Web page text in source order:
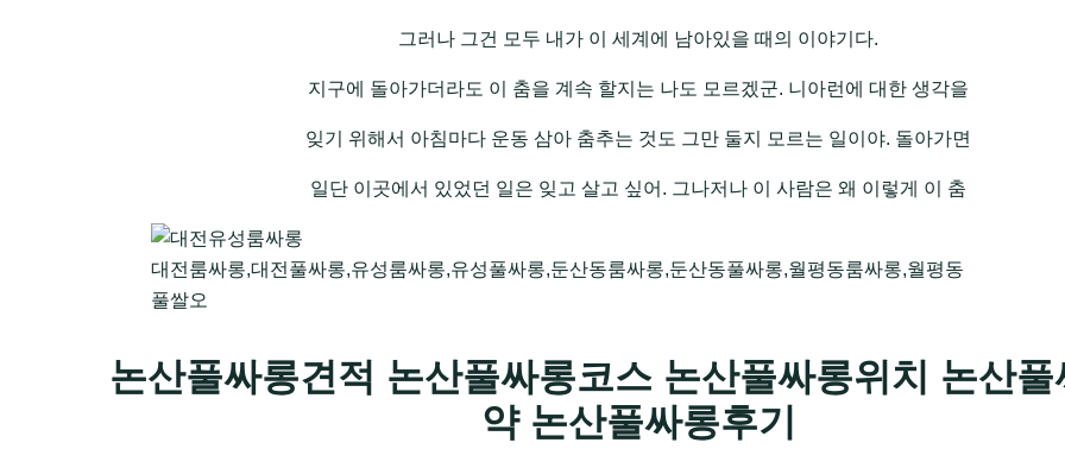
그러나 그건 모두 내가 이 세계에 남아있을 때의 이야기다.
지구에 돌아가더라도 이 춤을 계속 할지는 나도 모르겠군. 니아런에 대한 생각을
잊기 위해서 아침마다 운동 삼아 춤추는 것도 그만 둘지 모르는 일이야. 돌아가면
일단 이곳에서 있었던 일은 잊고 살고 싶어. 그나저나 이 사람은 왜 이렇게 이 춤
대전룸싸롱,대전풀싸롱,유성룸싸롱,유성풀싸롱,둔산동룸싸롱,둔산동풀싸롱,월평동룸싸롱,월평동
풀쌀오
논산풀싸롱견적 논산풀싸롱코스 논산풀싸롱위치 논산풀
약 논산풀싸롱후기